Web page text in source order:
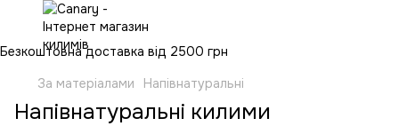
Безкоштовна доставка від 2500 грн
За матеріалами
Напівнатуральні
Напівнатуральні килими